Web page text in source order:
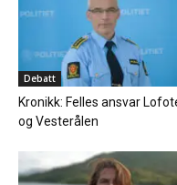
Debatt
Kronikk: Felles ansvar
og Vesterålen